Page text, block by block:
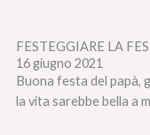
FESTEGGIARE LA
16 giugno 2021
Buona festa del papà,
la vita sarebbe bella a